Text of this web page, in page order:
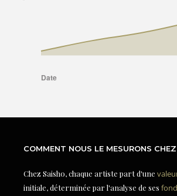
COMMENT NOUS LE MESURONS
Chez Saisho, chaque artiste part d'une
initiale, déterminée par l'analyse de ses